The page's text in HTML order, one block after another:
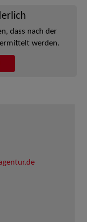
dass nach der
werden.